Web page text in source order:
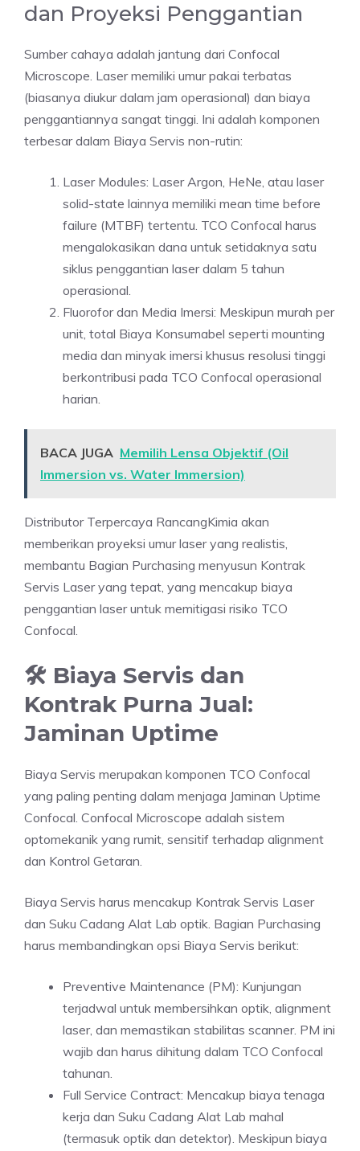
dan Proyeksi Penggantian
Sumber cahaya adalah jantung dari Confocal
Microscope. Laser memiliki umur pakai terbatas
(biasanya diukur dalam jam operasional) dan biaya
penggantiannya sangat tinggi. Ini adalah komponen
terbesar dalam Biaya Servis non-rutin:
Laser Modules: Laser Argon, HeNe, atau laser
solid-state lainnya memiliki mean time before
failure (MTBF) tertentu. TCO Confocal harus
mengalokasikan dana untuk setidaknya satu
siklus penggantian laser dalam 5 tahun
operasional.
Fluorofor dan Media Imersi: Meskipun murah per
unit, total Biaya Konsumabel seperti mounting
media dan minyak imersi khusus resolusi tinggi
berkontribusi pada TCO Confocal operasional
harian.
BACA JUGA Memilih Lensa Objektif (Oil
Immersion vs. Water Immersion)
Distributor Terpercaya RancangKimia akan
memberikan proyeksi umur laser yang realistis,
membantu Bagian Purchasing menyusun Kontrak
Servis Laser yang tepat, yang mencakup biaya
penggantian laser untuk memitigasi risiko TCO
Confocal.
🛠️ Biaya Servis dan
Kontrak Purna Jual:
Jaminan Uptime
Biaya Servis merupakan komponen TCO Confocal
yang paling penting dalam menjaga Jaminan Uptime
Confocal. Confocal Microscope adalah sistem
optomekanik yang rumit, sensitif terhadap alignment
dan Kontrol Getaran.
Biaya Servis harus mencakup Kontrak Servis Laser
dan Suku Cadang Alat Lab optik. Bagian Purchasing
harus membandingkan opsi Biaya Servis berikut:
Preventive Maintenance (PM): Kunjungan
terjadwal untuk membersihkan optik, alignment
laser, dan memastikan stabilitas scanner. PM ini
wajib dan harus dihitung dalam TCO Confocal
tahunan.
Full Service Contract: Mencakup biaya tenaga
kerja dan Suku Cadang Alat Lab mahal
(termasuk optik dan detektor). Meskipun biaya